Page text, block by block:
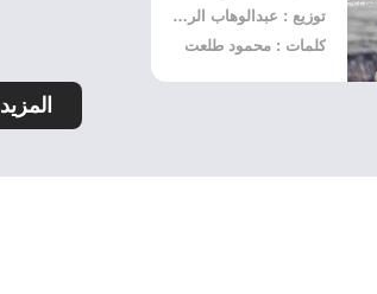
توزيع : عبدالوهاب الرافعي
كلمات : محمود طلعت
المزيد